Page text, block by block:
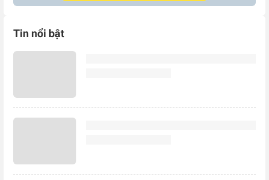
Tin nổi bật